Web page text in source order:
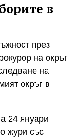
в
през
на окръг
на
окръг в
24 януари
жури със